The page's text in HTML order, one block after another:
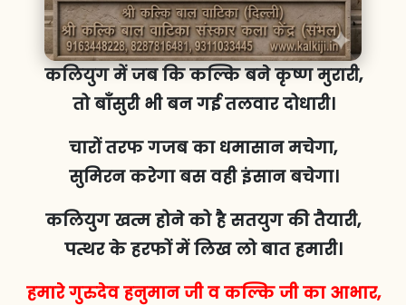
कलियुग में जब कि कल्कि बने कृष्ण मुरारी,
तो बाँसुरी भी बन गई तलवार दोधारी।
चारों तरफ गजब का धमासान मचेगा,
सुमिरन करेगा बस वही इंसान बचेगा।
कलियुग खत्म होने को है सतयुग की तैयारी,
पत्थर के हरफों में लिख लो बात हमारी।
हमारे गुरुदेव हनुमान जी व कल्कि जी का आभार,